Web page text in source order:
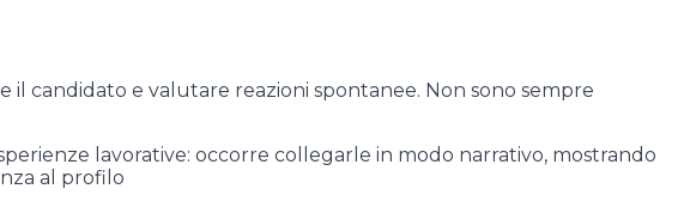
candidato e valutare reazioni spontanee. Non sono sempre
lavorative: occorre collegarle in modo narrativo, mostrando
al profilo